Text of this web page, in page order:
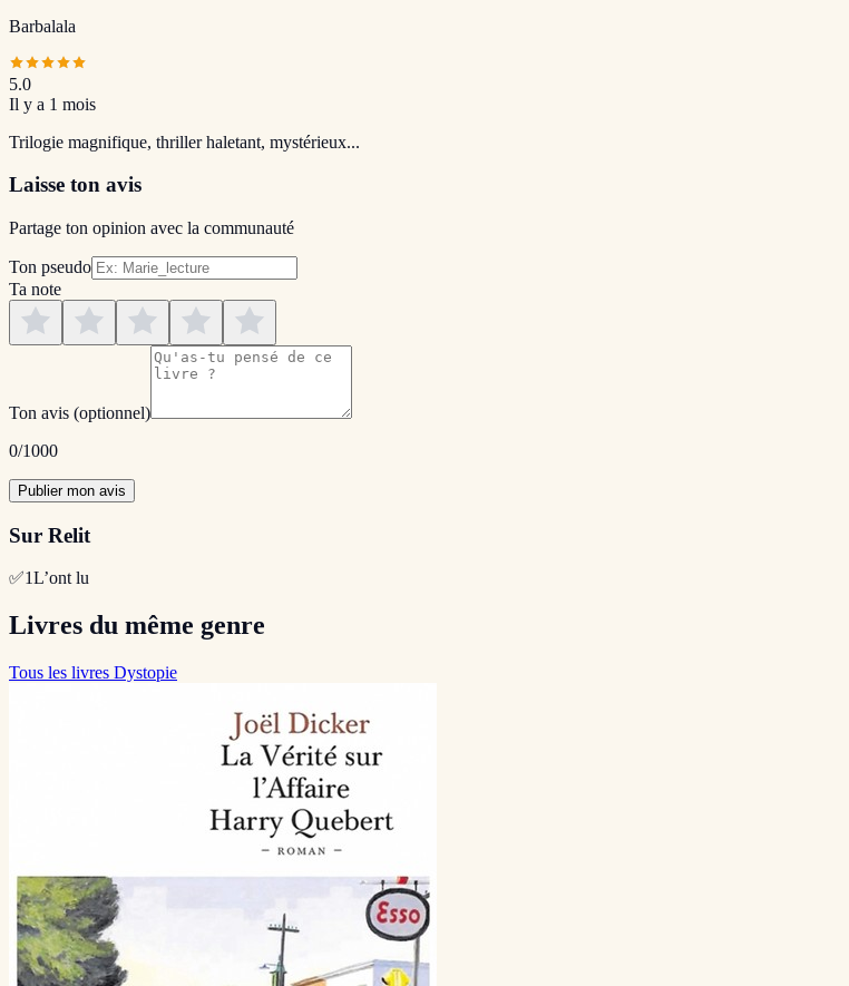
Barbalala
5.0
Il y a 1 mois
Trilogie magnifique, thriller haletant, mystérieux...
Laisse ton avis
Partage ton opinion avec la communauté
Ton pseudo
Ta note
Ton avis (optionnel)
0/1000
Publier mon avis
Sur Relit
✅1L’ont lu
Livres du même genre
Tous les livres Dystopie